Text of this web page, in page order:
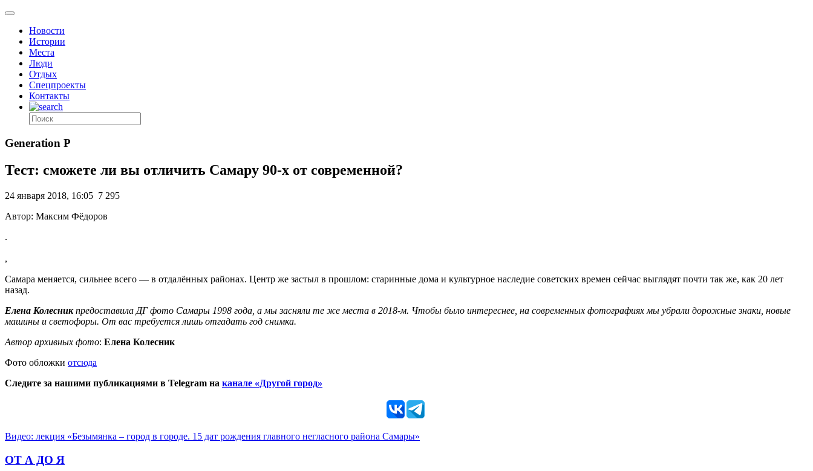
Новости
Истории
Места
Люди
Отдых
Спецпроекты
Контакты
Generation P
Тест: сможете ли вы отличить Самару 90-х от современной?
24 января 2018, 16:05 7 295
Автор: Максим Фёдоров
.
,
Самара меняется, сильнее всего — в отдалённых районах. Центр же застыл в прошлом: старинные дома и культурное наследие советских времен сейчас выглядят почти так же, как 20 лет
назад.
Елена Колесникпредоставила ДГ фото Самары 1998 года, а мы засняли те же места в 2018-м. Чтобы было интереснее, на современных фотографиях мы убрали дорожные знаки, новые
машины и светофоры. От вас требуется лишь отгадать год снимка.
Автор архивных фото: Елена Колесник
Фото обложки отсюда
Следите за нашими публикациями в Telegram на канале «Другой город»
Видео: лекция «Безымянка – город в городе. 15 дат рождения главного негласного района Самары»
ОТ А ДО Я